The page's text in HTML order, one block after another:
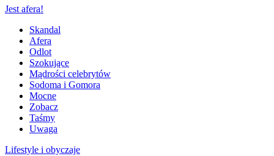
Jest afera!
Skandal
Afera
Odlot
Szokujące
Mądrości celebrytów
Sodoma i Gomora
Mocne
Zobacz
Taśmy
Uwaga
Lifestyle i obyczaje